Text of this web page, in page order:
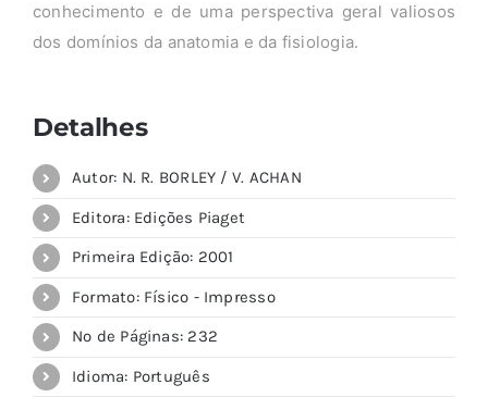
conhecimento e de uma perspectiva geral valiosos
dos domínios da anatomia e da fisiologia.
Detalhes
Autor: N. R. BORLEY / V. ACHAN
Editora: Edições Piaget
Primeira Edição: 2001
Formato: Físico - Impresso
Nº de Páginas: 232
Idioma: Português